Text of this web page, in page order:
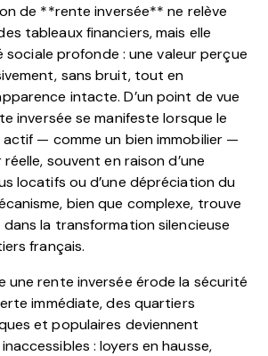
de **rente inversée** ne relève
tableaux financiers, mais elle
sociale profonde : une valeur perçue
sans bruit, tout en
intacte. D’un point de vue
inversée se manifeste lorsque le
actif — comme un bien immobilier —
souvent en raison d’une
locatifs ou d’une dépréciation du
bien que complexe, trouve
la transformation silencieuse
français.
une rente inversée érode la sécurité
immédiate, des quartiers
et populaires deviennent
: loyers en hausse,